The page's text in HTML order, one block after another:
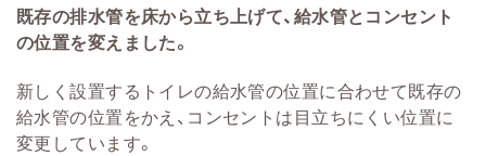
既存の排水管を床から立ち上げて、給水管とコンセント
の位置を変えました。
新しく設置するトイレの給水管の位置に合わせて既存の
給水管の位置をかえ、コンセントは目立ちにくい位置に
変更しています。